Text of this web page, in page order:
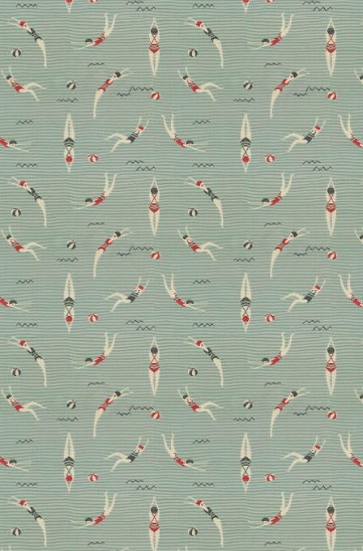
Design ist Trumpf: Die
Jubiläumskollektion von
Villeroy & Boch
Advertorial – Anlässlich seines 275-jährigen
Firmenjubiläums blickt Villeroy & Boch auf die
traditionelle Designsprache sowie
Herstellungstechnik seiner Unternehmensgeschichte
zurück und verleiht seinen Klassikern ein modernes
Update.